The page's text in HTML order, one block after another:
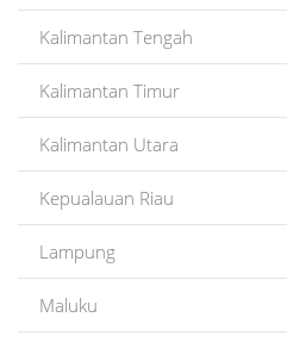
Kalimantan Tengah
Kalimantan Timur
Kalimantan Utara
Kepualauan Riau
Lampung
Maluku